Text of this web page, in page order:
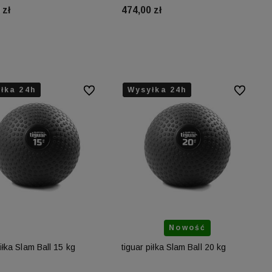
474,00 zł
24h
24h
24h
Slam Ball 15 kg
Do ulubionych
Nowość
Wysyłka 24h
Wysyłka 24h
tiguar piłka Slam Ball 20 kg
Do